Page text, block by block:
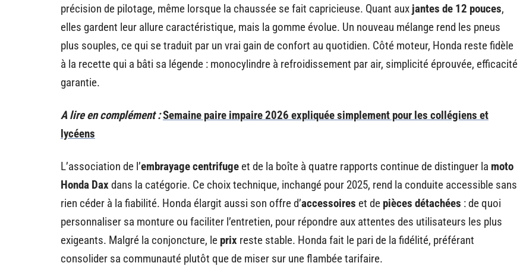
précision de pilotage, même lorsque la chaussée se fait capricieuse. Quant aux jantes de 12 pouces,
elles gardent leur allure caractéristique, mais la gomme évolue. Un nouveau mélange rend les pneus
plus souples, ce qui se traduit par un vrai gain de confort au quotidien. Côté moteur, Honda reste fidèle
à la recette qui a bâti sa légende : monocylindre à refroidissement par air, simplicité éprouvée, efficacité
garantie.
A lire en complément :Semaine paire impaire 2026 expliquée simplement pour les collégiens et
lycéens
L’association de l’embrayage centrifuge et de la boîte à quatre rapports continue de distinguer la moto
Honda Daxdans la catégorie. Ce choix technique, inchangé pour 2025, rend la conduite accessible sans
rien céder à la fiabilité. Honda élargit aussi son offre d’accessoires et de pièces détachées : de quoi
personnaliser sa monture ou faciliter l’entretien, pour répondre aux attentes des utilisateurs les plus
exigeants. Malgré la conjoncture, le prix reste stable. Honda fait le pari de la fidélité, préférant
consolider sa communauté plutôt que de miser sur une flambée tarifaire.